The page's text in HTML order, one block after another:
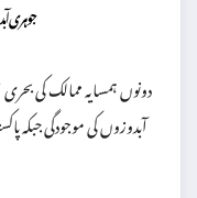
جوہری
دونوں ہمسایہ ممالک کی
آبدوزوں کی موجودگی جبکہ